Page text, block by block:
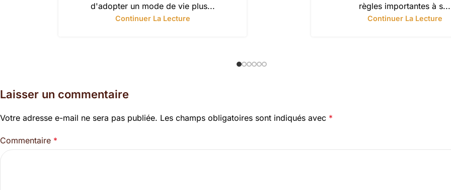
d'adopter un mode de vie plus...
Continuer La Lecture
règles importantes à s...
Continuer La Lecture
Laisser un commentaire
Votre adresse e-mail ne sera pas publiée. Les champs obligatoires sont indiqués avec *
Commentaire *